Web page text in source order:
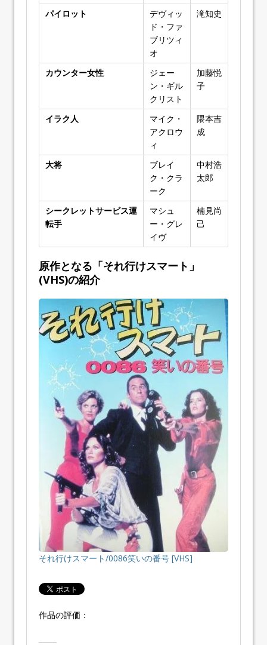
パイロット
デヴィッ
ド・ファ
ブリツィ
オ
滝知史
カウンター女性
ジェー
ン・ギル
クリスト
加藤悦
子
イラク人
マイク・
アクロウ
ィ
隈本吉
成
大将
ブレイ
ク・クラ
ーク
中村浩
太郎
シークレットサービス運
転手
マシュ
ー・グレ
イヴ
楠見尚
己
原作となる「それ行けスマート」
(VHS)の紹介
それ行けスマート/0086笑いの番号 [VHS]
作品の評価：